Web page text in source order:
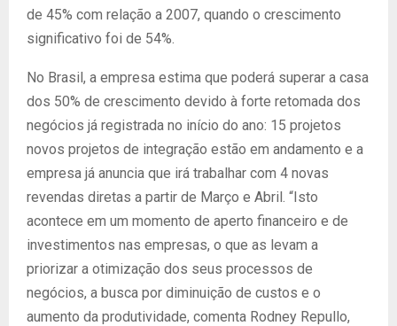
de 45% com relação a 2007, quando o crescimento
significativo foi de 54%.
No Brasil, a empresa estima que poderá superar a casa
dos 50% de crescimento devido à forte retomada dos
negócios já registrada no início do ano: 15 projetos
novos projetos de integração estão em andamento e a
empresa já anuncia que irá trabalhar com 4 novas
revendas diretas a partir de Março e Abril. “Isto
acontece em um momento de aperto financeiro e de
investimentos nas empresas, o que as levam a
priorizar a otimização dos seus processos de
negócios, a busca por diminuição de custos e o
aumento da produtividade, comenta Rodney Repullo,